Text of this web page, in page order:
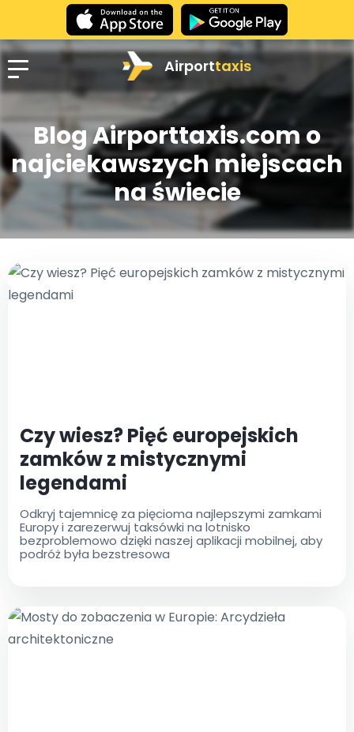
Airporttaxis
Blog Airporttaxis.com o
najciekawszych miejscach
na świecie
Czy wiesz? Pięć europejskich
zamków z mistycznymi
legendami
Odkryj tajemnicę za pięcioma najlepszymi zamkami
Europy i zarezerwuj taksówki na lotnisko
bezproblemowo dzięki naszej aplikacji mobilnej, aby
podróż była bezstresowa